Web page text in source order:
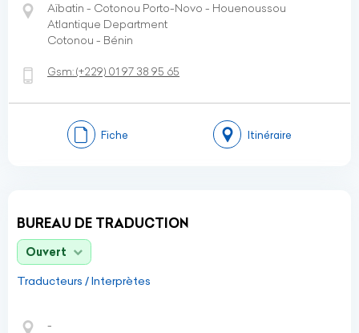
Aïbatin - Cotonou Porto-Novo - Houenoussou
Atlantique Department
Cotonou - Bénin
Gsm:(+229) 01 97 38 95 65
Fiche Itinéraire
BUREAU DE TRADUCTION
Ouvert
Traducteurs / Interprètes
-